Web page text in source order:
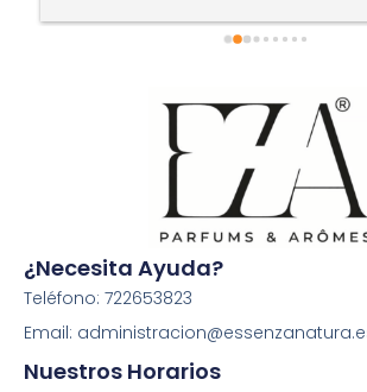
¿Necesita Ayuda?
Teléfono: 722653823
Email:
Nuestros Horarios